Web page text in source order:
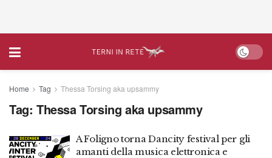
Home Tag Thessa Torsing aka upsammy
Tag: Thessa Torsing aka upsammy
A Foligno torna Dancity festival per gli
amanti della musica elettronica e